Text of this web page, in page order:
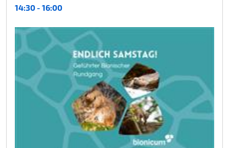
14:30 - 16:00